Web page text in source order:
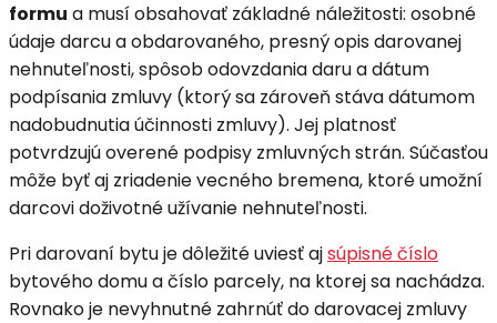
formu a musí obsahovať základné náležitosti: osobné
údaje darcu a obdarovaného, presný opis darovanej
nehnuteľnosti, spôsob odovzdania daru a dátum
podpísania zmluvy (ktorý sa zároveň stáva dátumom
nadobudnutia účinnosti zmluvy). Jej platnosť
potvrdzujú overené podpisy zmluvných strán. Súčasťou
môže byť aj zriadenie vecného bremena, ktoré umožní
darcovi doživotné užívanie nehnuteľnosti.
Pri darovaní bytu je dôležité uviesť ajsúpisné číslo
bytového domu a číslo parcely, na ktorej sa nachádza.
Rovnako je nevyhnutné zahrnúť do darovacej zmluvy